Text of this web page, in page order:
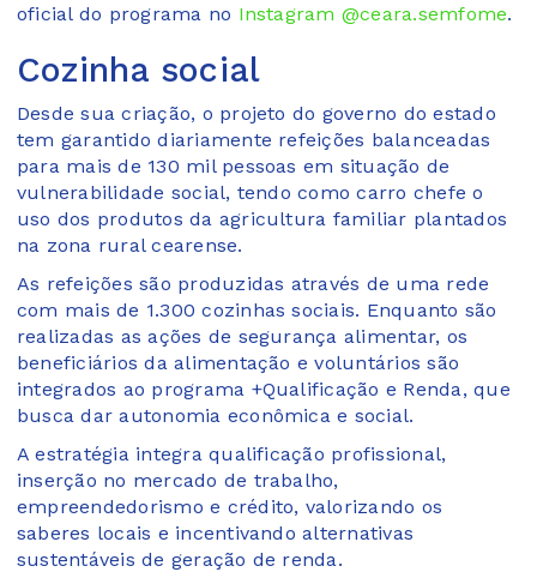
oficial do programa no Instagram @ceara.semfome.
Cozinha social
Desde sua criação, o projeto do governo do estado
tem garantido diariamente refeições balanceadas
para mais de 130 mil pessoas em situação de
vulnerabilidade social, tendo como carro chefe o
uso dos produtos da agricultura familiar plantados
na zona rural cearense.
As refeições são produzidas através de uma rede
com mais de 1.300 cozinhas sociais. Enquanto são
realizadas as ações de segurança alimentar, os
beneficiários da alimentação e voluntários são
integrados ao programa +Qualificação e Renda, que
busca dar autonomia econômica e social.
A estratégia integra qualificação profissional,
inserção no mercado de trabalho,
empreendedorismo e crédito, valorizando os
saberes locais e incentivando alternativas
sustentáveis de geração de renda.